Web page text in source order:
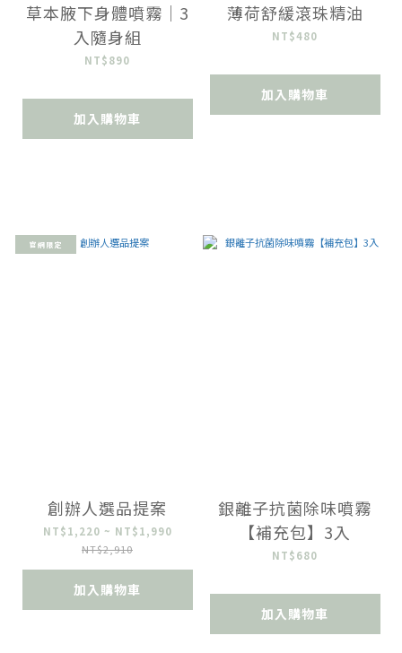
草本腋下身體噴霧｜3
入隨身組
NT$890
加入購物車
薄荷舒緩滾珠精油
NT$480
加入購物車
官網限定
創辦人選品提案
NT$1,220 ~ NT$1,990
NT$2,910
加入購物車
銀離子抗菌除味噴霧
【補充包】3入
NT$680
加入購物車